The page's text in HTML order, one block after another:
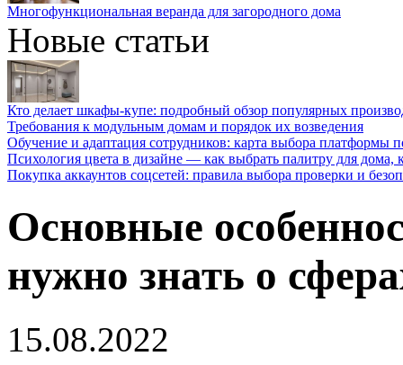
Многофункциональная веранда для загородного дома
Новые статьи
Кто делает шкафы-купе: подробный обзор популярных
Требования к модульным домам и порядок их возведения
Обучение и адаптация сотрудников: карта выбора платформы
Психология цвета в дизайне — как выбрать палитру для дома,
Покупка аккаунтов соцсетей: правила выбора проверки и
Основные
нужно знать о
15.08.2022